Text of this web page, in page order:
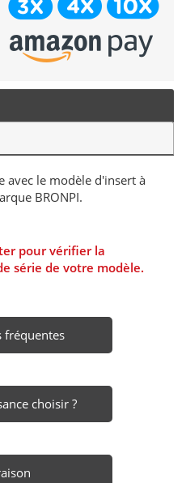
avec le modèle d'insert à
BRONPI.
pour vérifier la
série de votre modèle.
fréquentes
choisir ?